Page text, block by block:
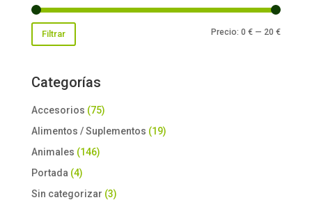
Precio
Precio
Filtrar Precio:0 € — 20 €
Categorías
Accesorios (75)
Alimentos / Suplementos (19)
Animales (146)
Portada (4)
Sin categorizar (3)